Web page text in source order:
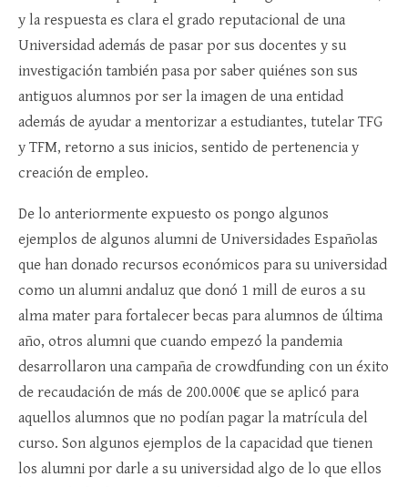
y la respuesta es clara el grado reputacional de una
Universidad además de pasar por sus docentes y su
investigación también pasa por saber quiénes son sus
antiguos alumnos por ser la imagen de una entidad
además de ayudar a mentorizar a estudiantes, tutelar TFG
y TFM, retorno a sus inicios, sentido de pertenencia y
creación de empleo.
De lo anteriormente expuesto os pongo algunos
ejemplos de algunos alumni de Universidades Españolas
que han donado recursos económicos para su universidad
como un alumni andaluz que donó 1 mill de euros a su
alma mater para fortalecer becas para alumnos de última
año, otros alumni que cuando empezó la pandemia
desarrollaron una campaña de crowdfunding con un éxito
de recaudación de más de 200.000€ que se aplicó para
aquellos alumnos que no podían pagar la matrícula del
curso. Son algunos ejemplos de la capacidad que tienen
los alumni por darle a su universidad algo de lo que ellos